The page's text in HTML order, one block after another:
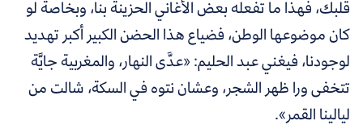
قلبك، فهذا ما تفعله بعض الأغاني الحزينة بنا، وبخاصة لو
كان موضوعها الوطن، فضياع هذا الحضن الكبير أكبر تهديد
لوجودنا، فيغني عبد الحليم: «عدَّى النهار، والمغربية جايَّة
تتخفى ورا ظهر الشجر، وعشان نتوه في السكة، شالت من
ليالينا القمر».